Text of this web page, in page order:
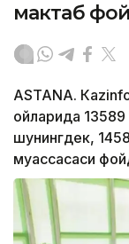
мактаб
ASTANA.
ойларида
шунингдек,
муассасаси